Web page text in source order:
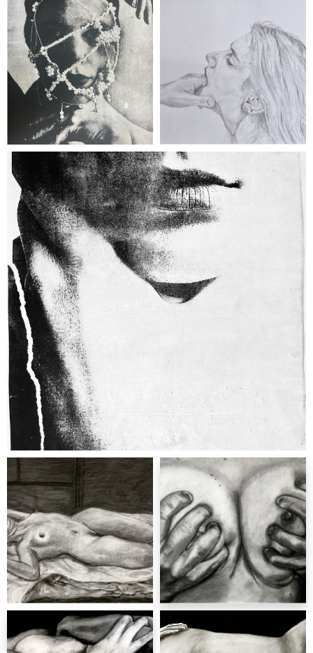
grafika
Nastazja Staniszewska
malarstwo
Nastazja Staniszewska